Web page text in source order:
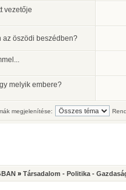
vezetője
az öszödi beszédben?
melyik embere?
megjelenítése:
» Társadalom - Politika -